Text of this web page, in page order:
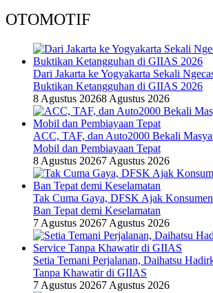
OTOMOTIF
Dari Jakarta ke Yogyakarta Sekali
Buktikan Ketangguhan di GIIAS 2026
8 Agustus 20268 Agustus 2026
ACC, TAF, dan Auto2000 Bekali
Mobil dan Pembiayaan Tepat
8 Agustus 20267 Agustus 2026
Tak Cuma Gaya, DFSK Ajak
Ban Tepat demi Keselamatan
7 Agustus 20267 Agustus 2026
Setia Temani Perjalanan, Daihatsu
Tanpa Khawatir di GIIAS
7 Agustus 20267 Agustus 2026